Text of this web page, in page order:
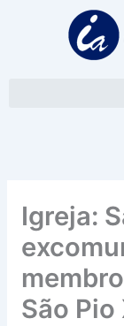
Igreja:
São